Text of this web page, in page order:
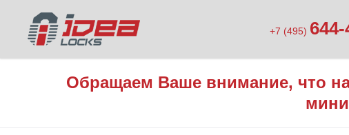
+7 (495)
Обращаем Ваше внимание, что